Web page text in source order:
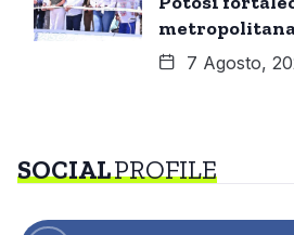
7 Agosto,
SOCIALPROFILE